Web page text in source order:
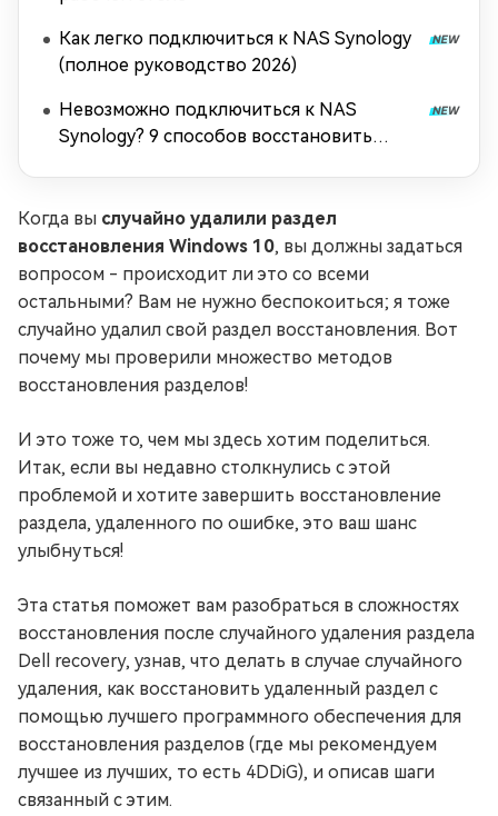
Как легко подключиться к NAS Synology
(полное руководство 2026)
Невозможно подключиться к NAS
Synology? 9 способов восстановить
Когда вы случайно удалили раздел
восстановления Windows 10, вы должны задаться
вопросом - происходит ли это со всеми
остальными? Вам не нужно беспокоиться; я тоже
случайно удалил свой раздел восстановления. Вот
почему мы проверили множество методов
восстановления разделов!
И это тоже то, чем мы здесь хотим поделиться.
Итак, если вы недавно столкнулись с этой
проблемой и хотите завершить восстановление
раздела, удаленного по ошибке, это ваш шанс
улыбнуться!
Эта статья поможет вам разобраться в сложностях
восстановления после случайного удаления раздела
Dell recovery, узнав, что делать в случае случайного
удаления, как восстановить удаленный раздел с
помощью лучшего программного обеспечения для
восстановления разделов (где мы рекомендуем
лучшее из лучших, то есть 4DDiG), и описав шаги
связанный с этим.